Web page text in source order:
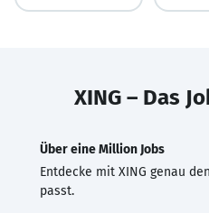
XING – Das
Über eine Million Jobs
Entdecke mit XING genau
passt.